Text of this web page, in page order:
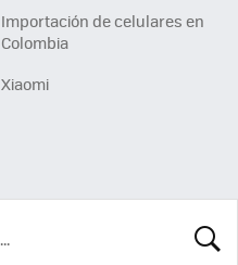
Importación de celulares en
Colombia
Xiaomi